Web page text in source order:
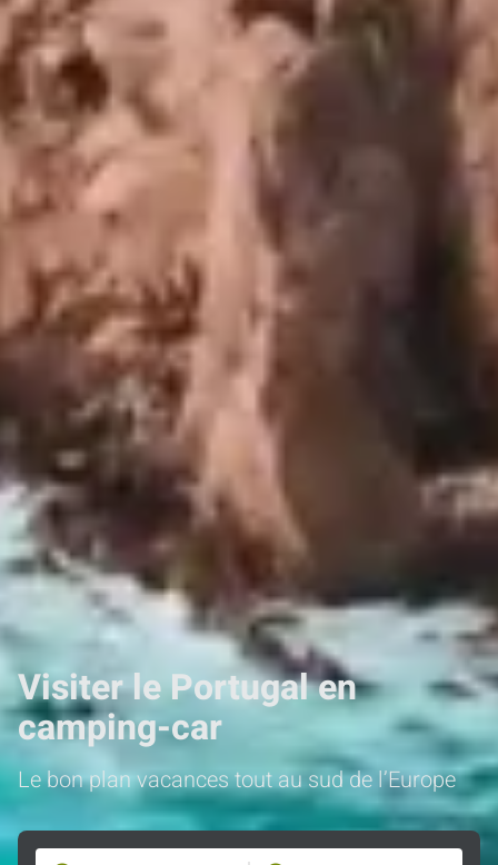
Visiter le Portugal en
camping-car
Le bon plan vacances tout au sud de l’Europe